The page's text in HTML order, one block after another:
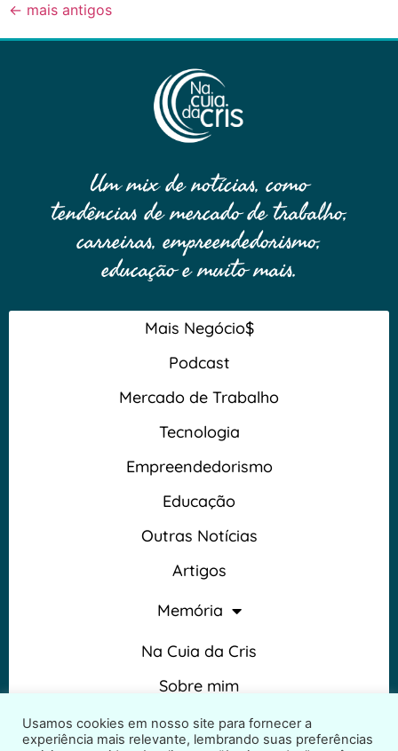
← mais antigos
Um mix de notícias, como
tendências de mercado de trabalho,
carreiras, empreendedorismo,
educação e muito mais.
Mais Negócio$
Podcast
Mercado de Trabalho
Tecnologia
Empreendedorismo
Educação
Outras Notícias
Artigos
Memória
Na Cuia da Cris
Sobre mim
Termos e Condições
Usamos cookies em nosso site para fornecer a
experiência mais relevante, lembrando suas preferências